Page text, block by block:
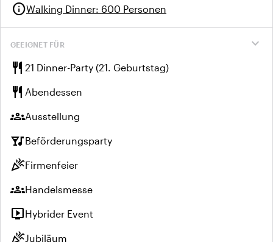
infoWalking Dinner: 600 Personen
expand_more
GEEIGNET FÜR
restaurant 21 Dinner-Party (21. Geburtstag)
restaurant Abendessen
groupsAusstellung
nightlifeBeförderungsparty
celebrationFirmenfeier
groupsHandelsmesse
live_tvHybrider Event
celebrationJubiläum